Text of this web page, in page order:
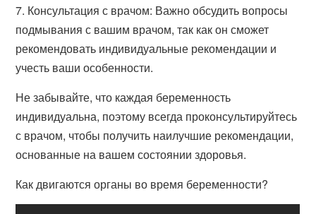
7. Консультация с врачом: Важно обсудить вопросы
подмывания с вашим врачом, так как он сможет
рекомендовать индивидуальные рекомендации и
учесть ваши особенности.
Не забывайте, что каждая беременность
индивидуальна, поэтому всегда проконсультируйтесь
с врачом, чтобы получить наилучшие рекомендации,
основанные на вашем состоянии здоровья.
Как двигаются органы во время беременности?